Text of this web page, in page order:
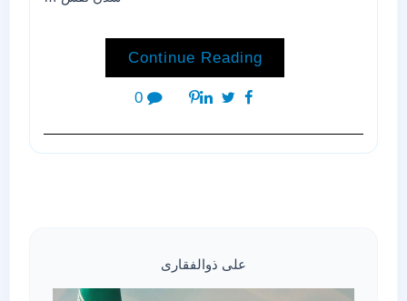
Continue Reading
0
علی ذوالفقاری